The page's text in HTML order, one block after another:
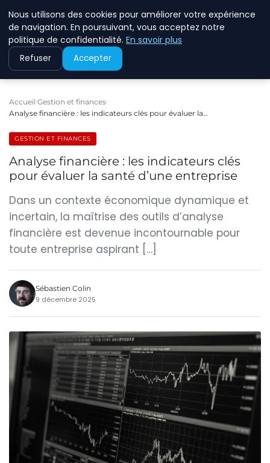
ECOMMCODE2
Accueil Gestion et finances
Analyse financière : les indicateurs clés pour évaluer la…
GESTION ET FINANCES
Analyse financière : les indicateurs clés
pour évaluer la santé d’une entreprise
Dans un contexte économique dynamique et
incertain, la maîtrise des outils d’analyse
financière est devenue incontournable pour
toute entreprise aspirant […]
Sébastien Colin
9 décembre 2025
Nous utilisons des cookies pour améliorer votre expérience
de navigation. En poursuivant, vous acceptez notre
politique de confidentialité. En savoir plus
Refuser Accepter